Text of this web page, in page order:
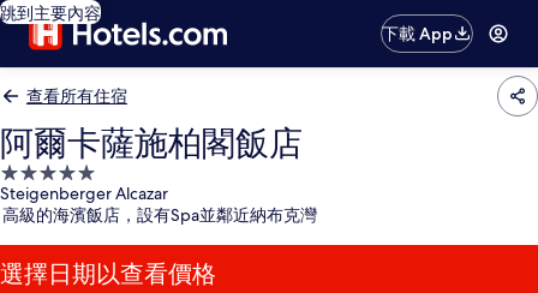
跳到主要內容
下載 App
查看所有住宿
阿爾卡薩施柏閣飯店
5.0
星
級
住
宿
Steigenberger Alcazar
高級的海濱飯店，設有Spa並鄰近納布克灣
選擇日期以查看價格